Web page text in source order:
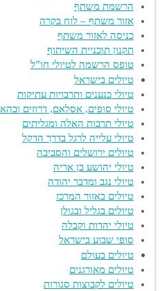
הרשמת משתף
אזור משתף – לוח בקרה
כניסה לאזור משתף
תקנון תוכניית השיתוף
טופס הרשמה לטיולי חו”ל
טיולים בישראל
טיולי כנענים ותרבויות עתיקות
טיולי סופים, אסלאם, דרוזים ובהאים
טיולי תרבות האלה ומגליתים
טיולי עלייה לרגל בדרך הדקל
טיולים ירושלים והסביבה
טיולי יהושע בן אריה
טיולי נגב ומדבר יהודה
טיולים באזור המרכז
טיולים בגליל ובגולן
טיולי יהדות וקבלה
סופי שבוע בישראל
טיולים בעולם
טיולים מאורגנים
טיולים לקבוצות סגורות